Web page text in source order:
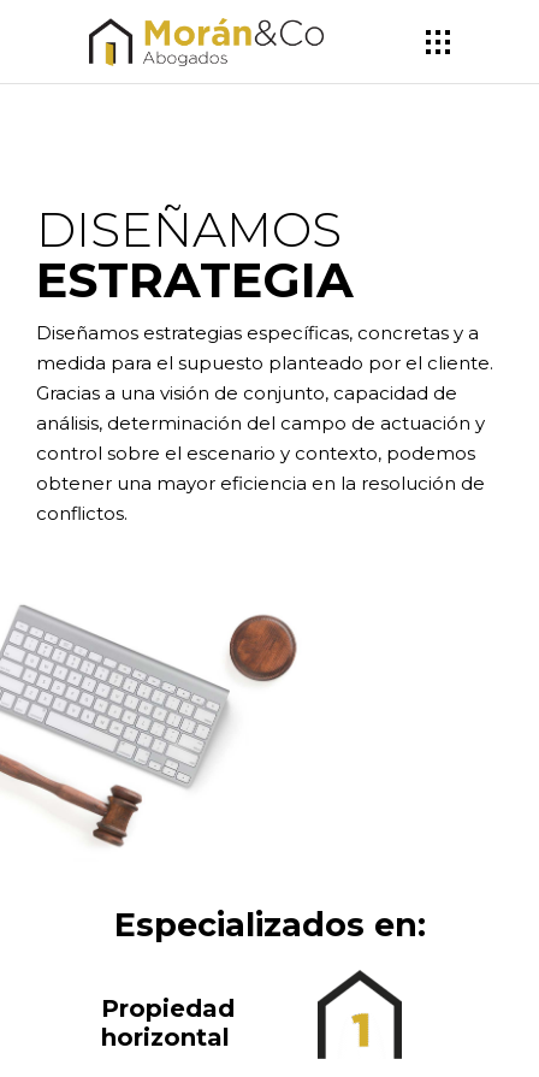
DISEÑAMOS
ESTRATEGIA
Diseñamos estrategias específicas, concretas y a
medida para el supuesto planteado por el cliente.
Gracias a una visión de conjunto, capacidad de
análisis, determinación del campo de actuación y
control sobre el escenario y contexto, podemos
obtener una mayor eficiencia en la resolución de
conflictos.
Especializados en:
Propiedad
horizontal